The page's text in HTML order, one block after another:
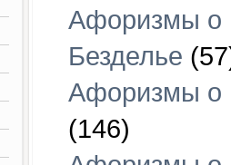
Афоризмы о
Безделье
Афоризмы о
(146)